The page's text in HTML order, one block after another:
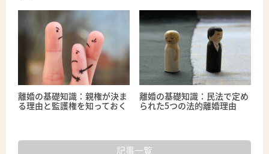
離婚の基礎知識：親権が決ま
る理由と監護権を知っておく
離婚の基礎知識：民法で定め
られた5つの法的離婚理由
記事一覧